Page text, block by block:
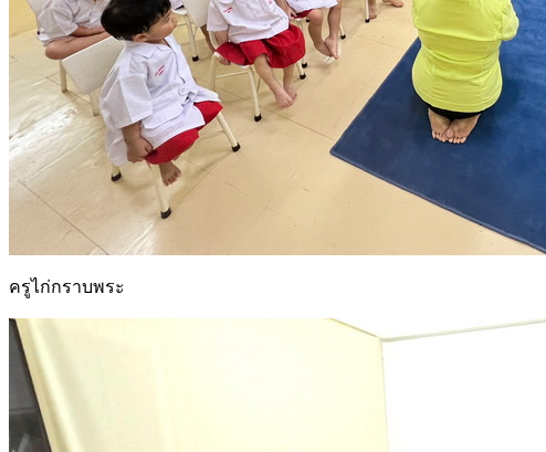
ครูไก่กราบพระ